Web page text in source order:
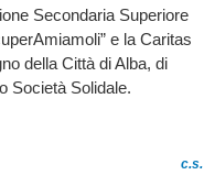
Secondaria Superiore
e la Caritas
della Città di Alba, di
Società Solidale.
c.s.